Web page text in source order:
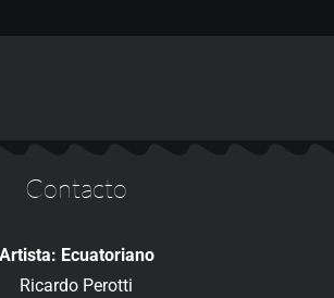
Contacto
Artista: Ecuatoriano
Ricardo Perotti